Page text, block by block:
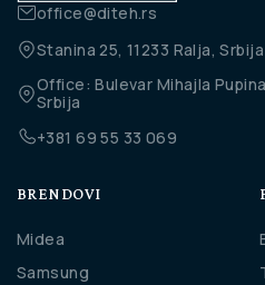
office@diteh.rs
Stanina 25, 11233 Ralja, Srbija
Office: Bulevar Mihajla
Srbija
+381 69 55 33 069
BRENDOVI
Midea
Samsung